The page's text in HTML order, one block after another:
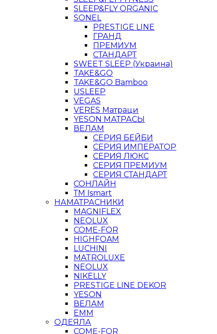
SLEEP&FLY ORGANIC
SONEL
PRESTIGE LINE
ГРАНД
ПРЕМИУМ
СТАНДАРТ
SWEET SLEEP (Украина)
TAKE&GO
TAKE&GO Bamboo
USLEEP
VEGAS
VERES Матраци
YESON МАТРАСЫ
ВЕЛАМ
СЕРИЯ БЕЙБИ
СЕРИЯ ИМПЕРАТОР
СЕРИЯ ЛЮКС
СЕРИЯ ПРЕМИУМ
СЕРИЯ СТАНДАРТ
СОНЛАЙН
ТМ Ismart
НАМАТРАСНИКИ
MAGNIFLEX
NEOLUX
COME-FOR
HIGHFOAM
LUCHINI
MATROLUXE
NEOLUX
NIKELLY
PRESTIGE LINE DEKOR
YESON
ВЕЛАМ
ЕММ
ОДЕЯЛА
COME-FOR